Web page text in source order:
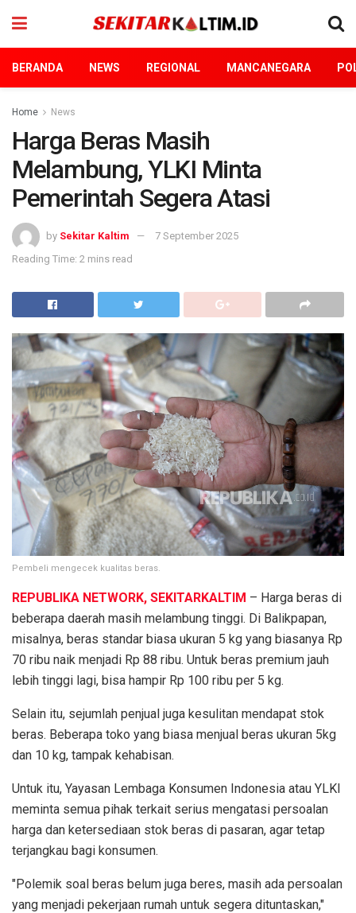
BERANDA NEWS REGIONAL MANCANEGARA
Home News
Harga Beras Masih
Melambung, YLKI Minta
Pemerintah Segera Atasi
by Sekitar Kaltim
7 September 2025
Reading Time: 2 mins read
Pembeli mengecek kualitas beras.
REPUBLIKA NETWORK, SEKITARKALTIM – Harga beras di
beberapa daerah masih melambung tinggi. Di Balikpapan,
misalnya, beras standar biasa ukuran 5 kg yang biasanya Rp
70 ribu naik menjadi Rp 88 ribu. Untuk beras premium jauh
lebih tinggi lagi, bisa hampir Rp 100 ribu per 5 kg.
Selain itu, sejumlah penjual juga kesulitan mendapat stok
beras. Beberapa toko yang biasa menjual beras ukuran 5kg
dan 10 kg, tampak kehabisan.
Untuk itu, Yayasan Lembaga Konsumen Indonesia atau YLKI
meminta semua pihak terkait serius mengatasi persoalan
harga dan ketersediaan stok beras di pasaran, agar tetap
terjangkau bagi konsumen.
"Polemik soal beras belum juga beres, masih ada persoalan
yang menjadi pekerjaan rumah untuk segera dituntaskan,"